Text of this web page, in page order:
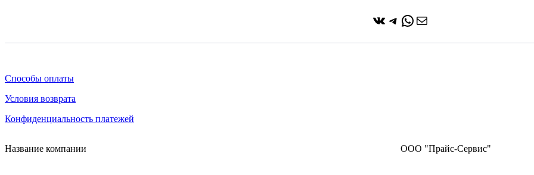
ВКонтакте
Telegram
WhatsApp
Почта
Способы оплаты
Условия возврата
Конфиденциальность платежей
Название компании ООО "Прайс-Сервис"